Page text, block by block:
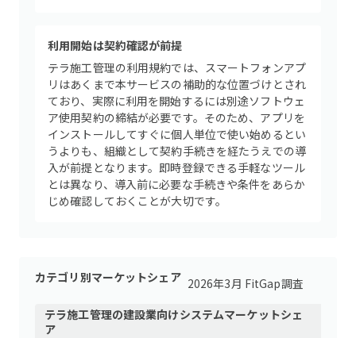
利用開始は契約確認が前提
テラ施工管理の利用規約では、スマートフォンアプ
リはあくまで本サービスの補助的な位置づけとされ
ており、実際に利用を開始するには別途ソフトウェ
ア使用契約の締結が必要です。そのため、アプリを
インストールしてすぐに個人単位で使い始めるとい
うよりも、組織として契約手続きを経たうえでの導
入が前提となります。即時登録できる手軽なツール
とは異なり、導入前に必要な手続きや条件をあらか
じめ確認しておくことが大切です。
カテゴリ別マーケットシェア 2026年3月 FitGap調査
テラ施工管理の建設業向けシステムマーケットシェ
ア